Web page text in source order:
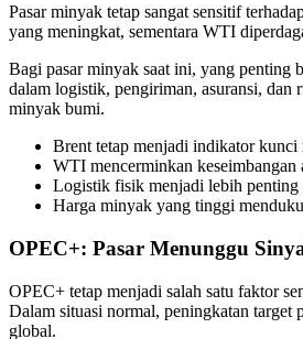
Pasar minyak tetap sangat sensitif
yang meningkat, sementara WTI
Bagi pasar minyak saat ini, yang penting
dalam logistik, pengiriman, asuransi, dan
minyak bumi.
Brent tetap menjadi indikator
WTI mencerminkan keseimbangan
Logistik fisik menjadi lebih penting
Harga minyak yang tinggi
OPEC+: Pasar Menunggu
OPEC+ tetap menjadi salah satu faktor
Dalam situasi normal, peningkatan target
global.